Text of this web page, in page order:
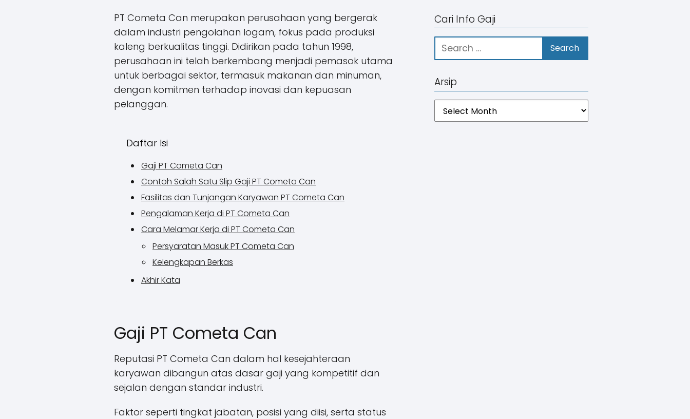
PT Cometa Can merupakan perusahaan yang bergerak
dalam industri pengolahan logam, fokus pada produksi
kaleng berkualitas tinggi. Didirikan pada tahun 1998,
perusahaan ini telah berkembang menjadi pemasok utama
untuk berbagai sektor, termasuk makanan dan minuman,
dengan komitmen terhadap inovasi dan kepuasan
pelanggan.
Daftar Isi
Gaji PT Cometa Can
Contoh Salah Satu Slip Gaji PT Cometa Can
Fasilitas dan Tunjangan Karyawan PT Cometa Can
Pengalaman Kerja di PT Cometa Can
Cara Melamar Kerja di PT Cometa Can
Persyaratan Masuk PT Cometa Can
Kelengkapan Berkas
Akhir Kata
Gaji PT Cometa Can
Reputasi PT Cometa Can dalam hal kesejahteraan
karyawan dibangun atas dasar gaji yang kompetitif dan
sejalan dengan standar industri.
Faktor seperti tingkat jabatan, posisi yang diisi, serta status
Cari Info Gaji
Arsip
Arsip